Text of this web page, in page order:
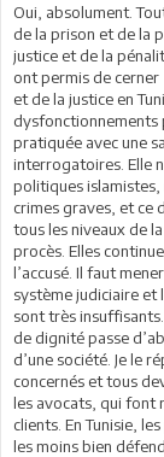
Oui, absolument.
de la prison et de la
justice et de la
ont permis de
et de la justice en
dysfonctionnements
pratiquée avec une
interrogatoires. Elle
politiques islamistes,
crimes graves, et ce
tous les niveaux de
procès. Elles
l’accusé. Il faut
système judiciaire et
sont très
de dignité passe
d’une société. Je le
concernés et tous
les avocats, qui font
clients. En Tunisie,
les moins bien